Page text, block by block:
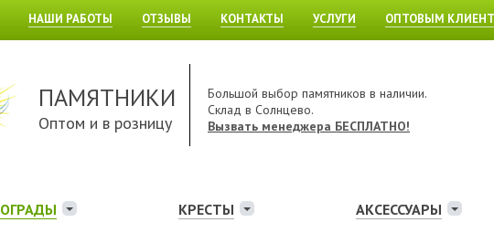
НАШИ РАБОТЫ ОТЗЫВЫ КОНТАКТЫ УСЛУГИ ОПТОВЫМ
ПАМЯТНИКИ
Оптом и в розницу
Большой выбор памятников в наличии.
Склад в Солнцево.
Вызвать менеджера БЕСПЛАТНО!
ОГРАДЫ КРЕСТЫ АКСЕССУАРЫ